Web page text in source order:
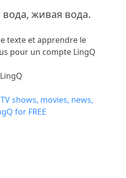
живая вода.
texte et apprendre le
pour un compte LingQ